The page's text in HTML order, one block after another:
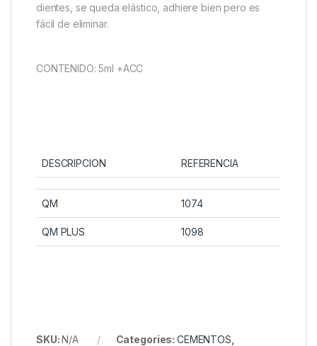
dientes, se queda elástico, adhiere bien pero es
fácil de eliminar.
CONTENIDO: 5ml +ACC
DESCRIPCION REFERENCIA
QM 1074
QM PLUS 1098
SKU:N/A Categories: CEMENTOS